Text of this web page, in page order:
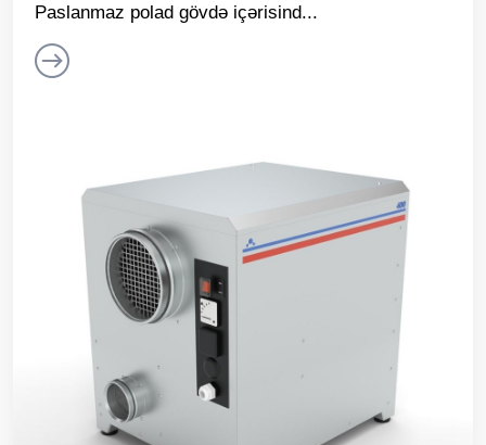
Paslanmaz polad gövdə içərisind...